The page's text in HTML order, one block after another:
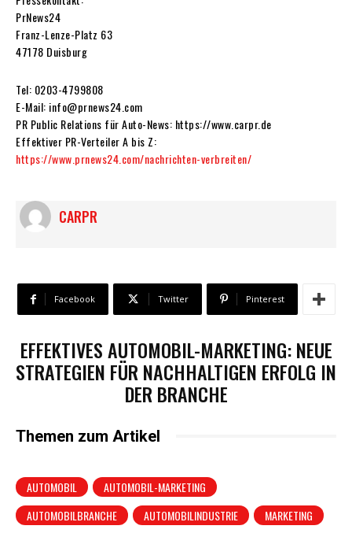
PrNews24
Franz-Lenze-Platz 63
47178 Duisburg
Tel: 0203-4799808
E-Mail: info@prnews24.com
PR Public Relations für Auto-News: https://www.carpr.de
Effektiver PR-Verteiler A bis Z:
https://www.prnews24.com/nachrichten-verbreiten/
CARPR
Facebook Twitter Pinterest
EFFEKTIVES AUTOMOBIL-MARKETING: NEUE
STRATEGIEN FÜR NACHHALTIGEN ERFOLG IN
DER BRANCHE
Themen zum Artikel
AUTOMOBIL
AUTOMOBIL-MARKETING
AUTOMOBILBRANCHE
AUTOMOBILINDUSTRIE MARKETING